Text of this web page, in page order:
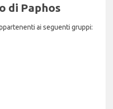
di Paphos
ai seguenti gruppi: